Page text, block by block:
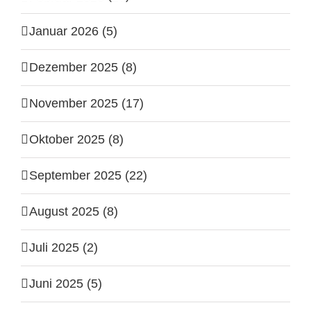
Januar 2026 (5)
Dezember 2025 (8)
November 2025 (17)
Oktober 2025 (8)
September 2025 (22)
August 2025 (8)
Juli 2025 (2)
Juni 2025 (5)